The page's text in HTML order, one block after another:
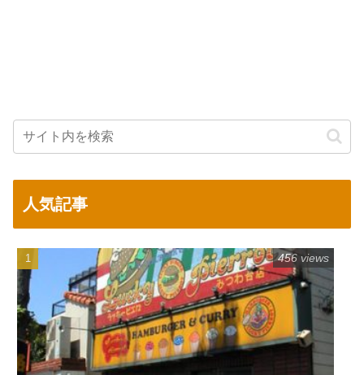
人気記事
456 views